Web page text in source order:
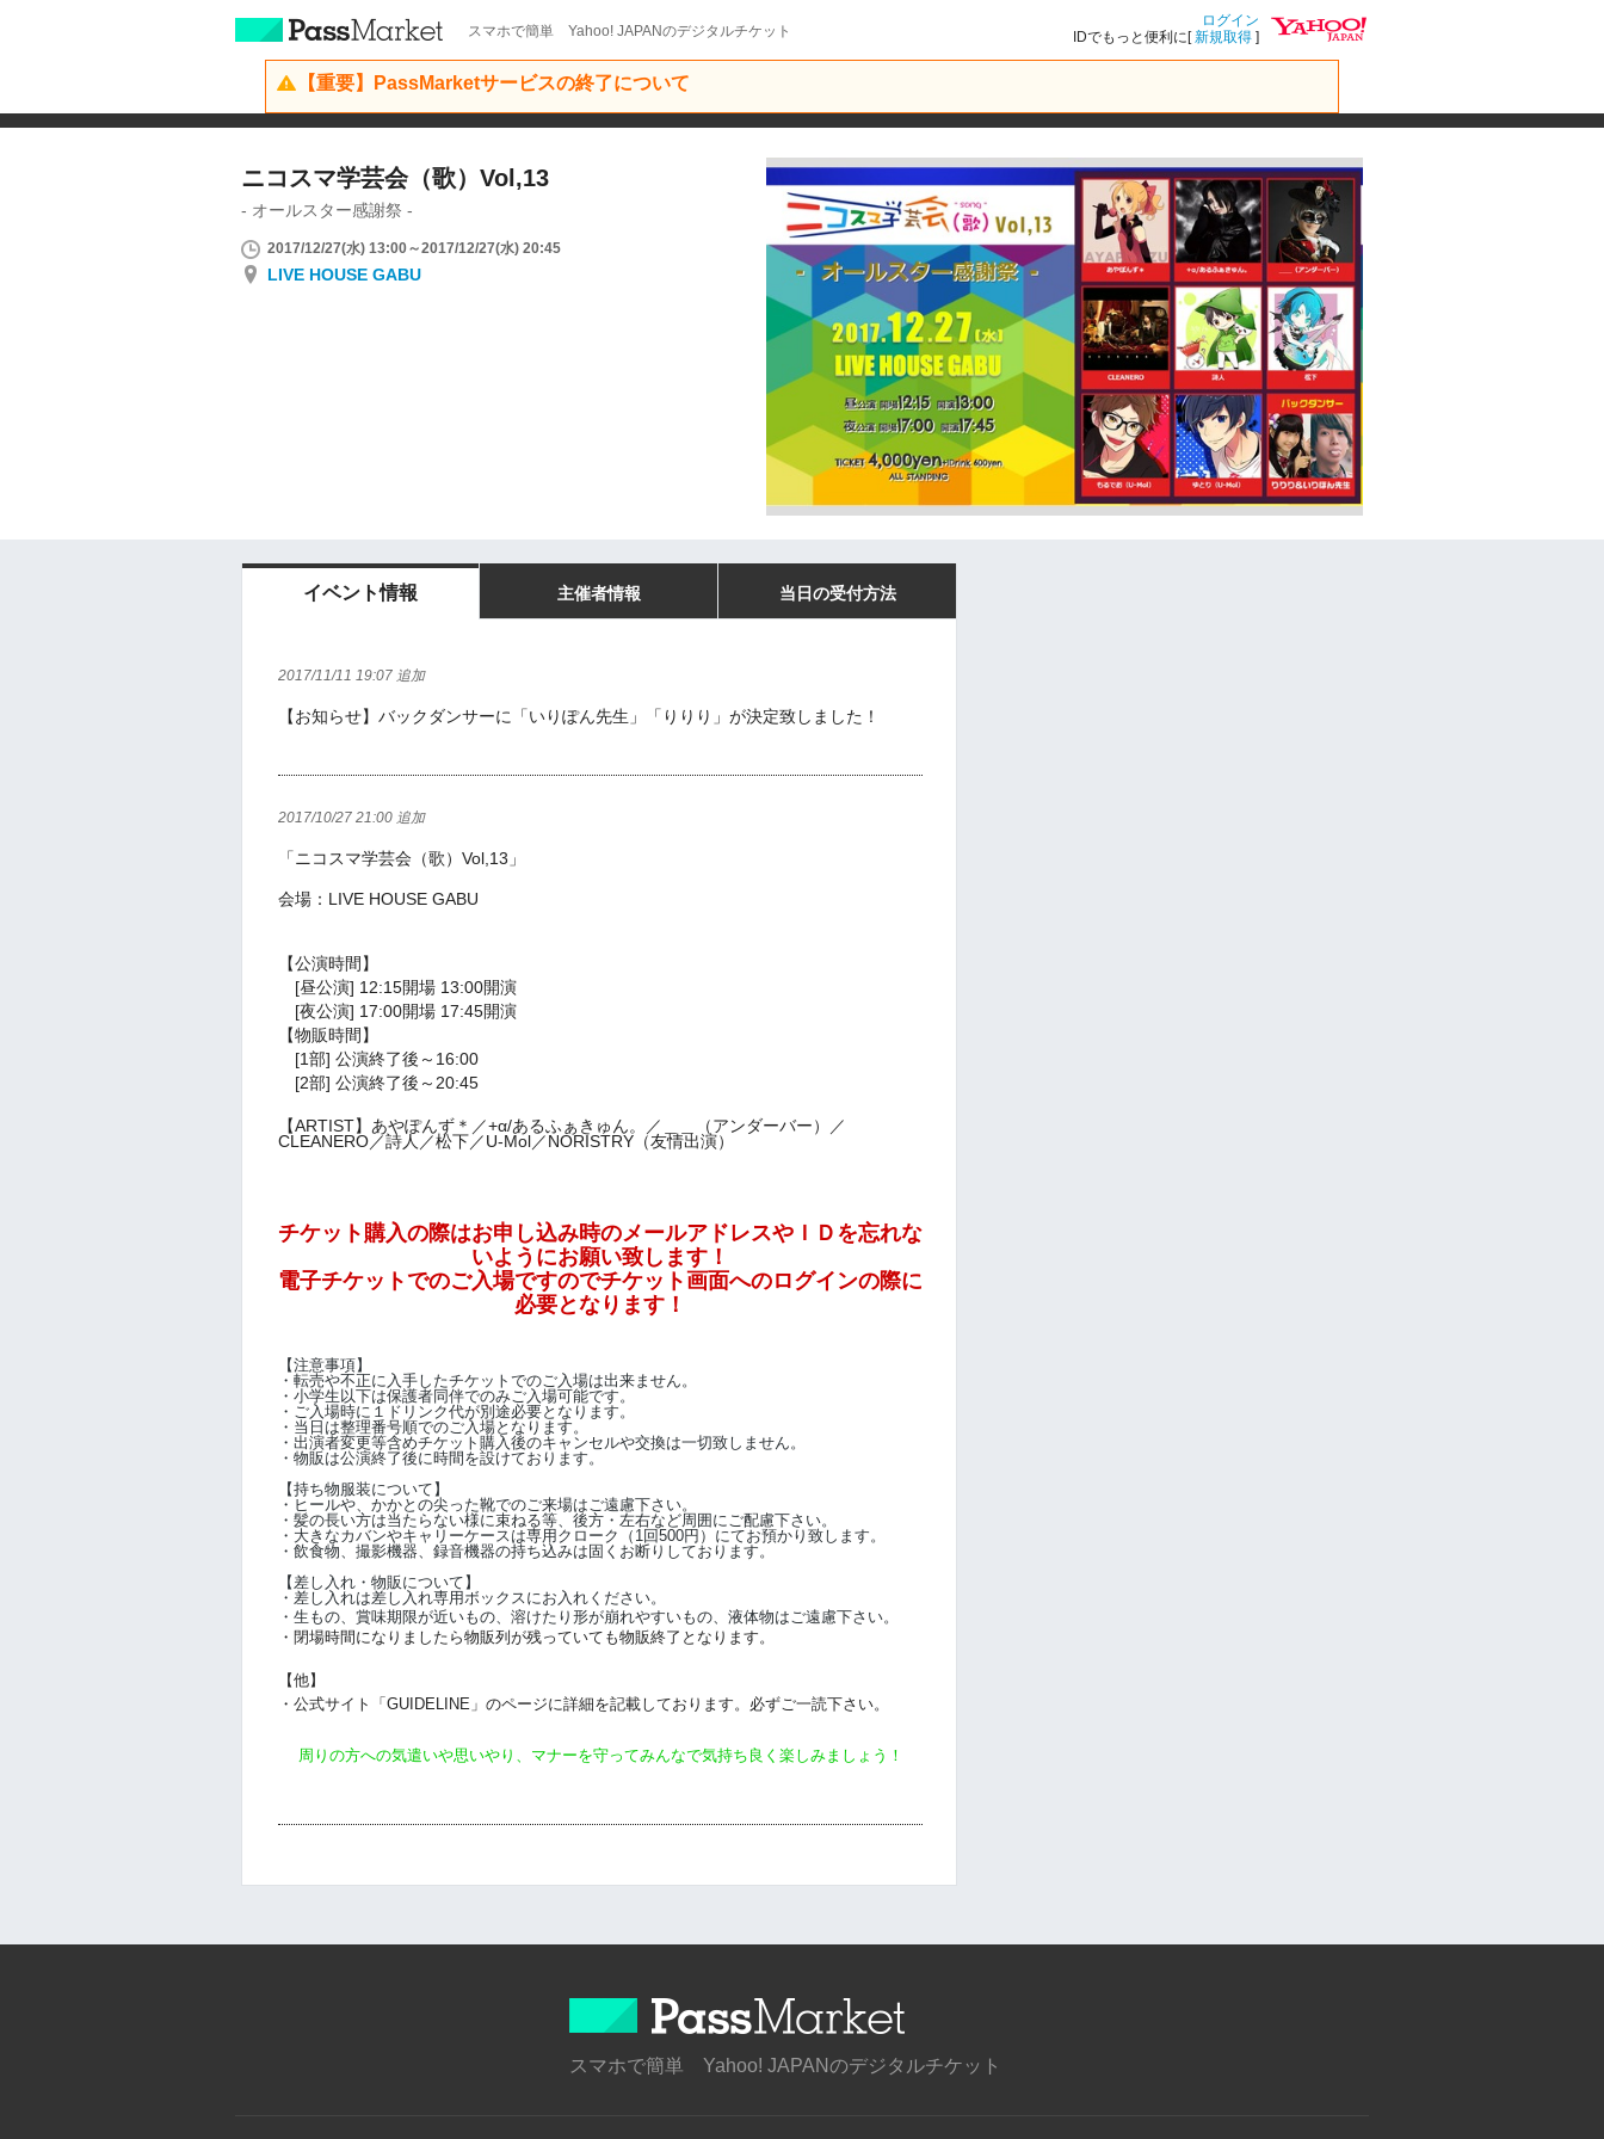
スマホで簡単 Yahoo! JAPANのデジタルチケット
ログイン
IDでもっと便利に[新規取得 ]
【重要】PassMarketサービスの終了について
ニコスマ学芸会（歌）Vol,13
- オールスター感謝祭 -
2017/12/27(水) 13:00～2017/12/27(水) 20:45
LIVE HOUSE GABU
イベント情報 主催者情報 当日の受付方法
2017/11/11 19:07 追加
【お知らせ】 バックダンサーに「いりぽん先生」「りりり」が決定致しました！
2017/10/27 21:00 追加
「ニコスマ学芸会（歌）Vol,13」
会場：LIVE HOUSE GABU
【公演時間】
[昼公演] 12:15開場 13:00開演
[夜公演] 17:00開場 17:45開演
【物販時間】
[1部] 公演終了後～16:00
[2部] 公演終了後～20:45
【ARTIST】あやぽんず＊／+α/あるふぁきゅん。／＿＿（アンダーバー）／
CLEANERO／詩人／松下／U-Mol／NORISTRY（友情出演）
チケット購入の際はお申し込み時のメールアドレスやＩＤを忘れな
いようにお願い致します！
電子チケットでのご入場ですのでチケット画面へのログインの際に
必要となります！
【注意事項】
・転売や不正に入手したチケットでのご入場は出来ません。
・小学生以下は保護者同伴でのみご入場可能です。
・ご入場時に１ドリンク代が別途必要となります。
・当日は整理番号順でのご入場となります。
・出演者変更等含めチケット購入後のキャンセルや交換は一切致しません。
・物販は公演終了後に時間を設けております。
【持ち物服装について】
・ヒールや、かかとの尖った靴でのご来場はご遠慮下さい。
・髪の長い方は当たらない様に束ねる等、後方・左右など周囲にご配慮下さい。
・大きなカバンやキャリーケースは専用クローク（1回500円）にてお預かり致します。
・飲食物、撮影機器、録音機器の持ち込みは固くお断りしております。
【差し入れ・物販について】
・差し入れは差し入れ専用ボックスにお入れください。
・生もの、賞味期限が近いもの、溶けたり形が崩れやすいもの、液体物はご遠慮下さい。
・閉場時間になりましたら物販列が残っていても物販終了となります。
【他】
・公式サイト「GUIDELINE」のページに詳細を記載しております。必ずご一読下さい。
周りの方への気遣いや思いやり、マナーを守ってみんなで気持ち良く楽しみましょう！
スマホで簡単 Yahoo! JAPANのデジタルチケット